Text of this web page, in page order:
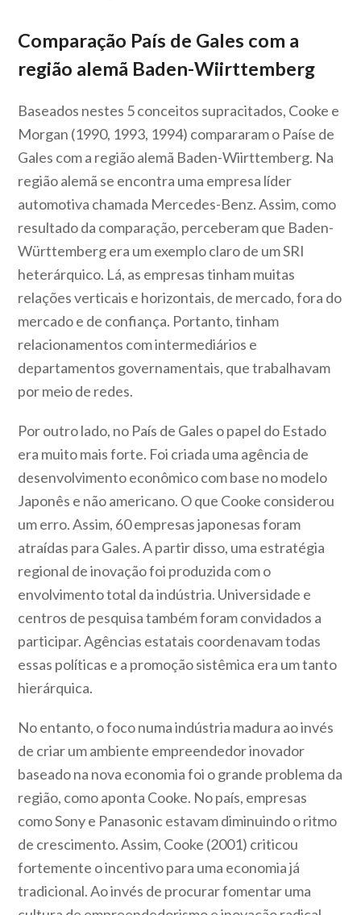
Comparação País de Gales com a
região alemã Baden-Wiirttemberg
Baseados nestes 5 conceitos supracitados, Cooke e
Morgan (1990, 1993, 1994) compararam o Paíse de
Gales com a região alemã Baden-Wiirttemberg. Na
região alemã se encontra uma empresa líder
automotiva chamada Mercedes-Benz. Assim, como
resultado da comparação, perceberam que Baden-
Württemberg era um exemplo claro de um SRI
heterárquico. Lá, as empresas tinham muitas
relações verticais e horizontais, de mercado, fora do
mercado e de confiança. Portanto, tinham
relacionamentos com intermediários e
departamentos governamentais, que trabalhavam
por meio de redes.
Por outro lado, no País de Gales o papel do Estado
era muito mais forte. Foi criada uma agência de
desenvolvimento econômico com base no modelo
Japonês e não americano. O que Cooke considerou
um erro. Assim, 60 empresas japonesas foram
atraídas para Gales. A partir disso, uma estratégia
regional de inovação foi produzida com o
envolvimento total da indústria. Universidade e
centros de pesquisa também foram convidados a
participar. Agências estatais coordenavam todas
essas políticas e a promoção sistêmica era um tanto
hierárquica.
No entanto, o foco numa indústria madura ao invés
de criar um ambiente empreendedor inovador
baseado na nova economia foi o grande problema da
região, como aponta Cooke. No país, empresas
como Sony e Panasonic estavam diminuindo o ritmo
de crescimento. Assim, Cooke (2001) criticou
fortemente o incentivo para uma economia já
tradicional. Ao invés de procurar fomentar uma